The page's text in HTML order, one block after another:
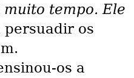
muito tempo. Ele
persuadir os
os a